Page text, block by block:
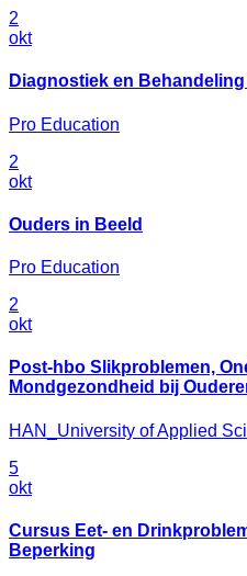
2
okt
Diagnostiek en
Pro Education
2
okt
Ouders in Beeld
Pro Education
2
okt
Post-hbo Slikproblemen,
Mondgezondheid bij
HAN_University of Applied
5
okt
Cursus Eet- en
Beperking